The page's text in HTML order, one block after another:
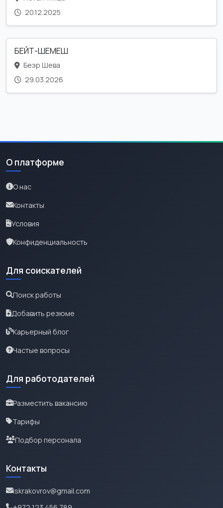
20.12.2025
БЕЙТ-ШЕМЕШ
Беэр Шева
29.03.2026
О платформе
О нас
Контакты
Условия
Конфиденциальность
Для соискателей
Поиск работы
Добавить резюме
Карьерный блог
Частые вопросы
Для работодателей
Разместить вакансию
Тарифы
Подбор персонала
Контакты
iskrakovrov@gmail.com